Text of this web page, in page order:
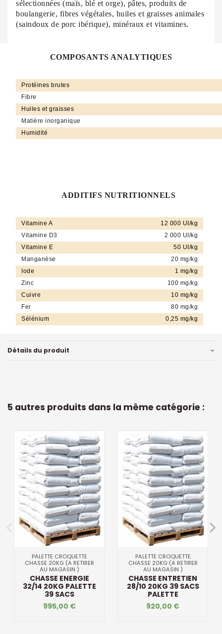
sélectionnées (maïs, blé et orge), pâtes, produits de
boulangerie, fibres végétales, huiles et graisses animales
(saindoux de porc ibérique), minéraux et vitamines.
COMPOSANTS ANALYTIQUES
Protéines brutes
Fibre
Huiles et graisses
Matière inorganique
Humidité
ADDITIFS NUTRITIONNELS
Vitamine A
12 000 UI/kg
Vitamine D3
2 000 UI/kg
Vitamine E
50 UI/kg
Manganèse
20 mg/kg
Iode
1 mg/kg
Zinc
100 mg/kg
Cuivre
10 mg/kg
Fer
80 mg/kg
Sélénium
0,25 mg/kg
Détails du produit
5 autres produits dans la même catégorie :
PALETTE CROQUETTE
CHASSE 20KG (A RETIRER
AU MAGASIN )
CHASSE ENERGIE
32/14 20KG PALETTE
39 SACS
995,00 €
PALETTE CROQUETTE
CHASSE 20KG (A RETIRER
AU MAGASIN )
CHASSE ENTRETIEN
28/10 20KG 39 SACS
PALETTE
920,00 €